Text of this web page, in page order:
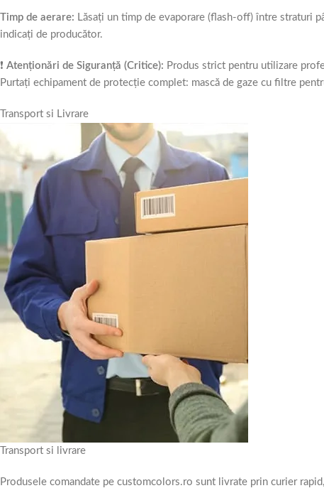
Timp de aerare: Lăsați un timp de evaporare (flash-off) între straturi
indicați de producător.
❗ Atenționări de Siguranță (Critice): Produs strict pentru utilizare
Purtați echipament de protecție complet: mască de gaze cu filtre
Transport si Livrare
Transport si livrare
Produsele comandate pe customcolors.ro sunt livrate prin curier